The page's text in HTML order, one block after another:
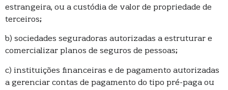
estrangeira, ou a custódia de valor de propriedade de
terceiros;
b) sociedades seguradoras autorizadas a estruturar e
comercializar planos de seguros de pessoas;
c) instituições financeiras e de pagamento autorizadas
a gerenciar contas de pagamento do tipo pré-paga ou